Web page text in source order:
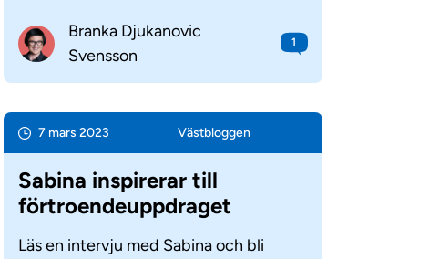
Branka Djukanovic
Svensson
1
7 mars 2023 Väst­bloggen
Sabina inspirerar till
förtroendeuppdraget
Läs en intervju med Sabina och bli